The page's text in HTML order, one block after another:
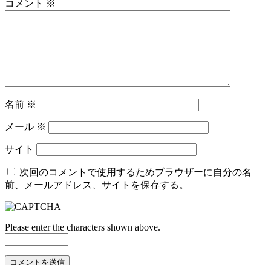
コメント ※
名前 ※
メール ※
サイト
次回のコメントで使用するためブラウザーに自分の名
前、メールアドレス、サイトを保存する。
Please enter the characters shown above.